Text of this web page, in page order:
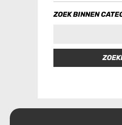
ZOEK BINNEN